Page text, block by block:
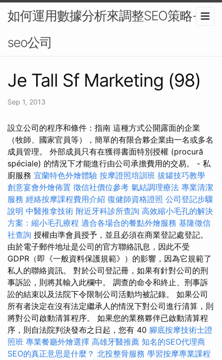
如何運用數據分析來調整SEO策略-
seo公司
Je Tall Sf Marketing (98)
Sep 1, 2013
設立公司的程序和條件：指南 這種方式公開露面的企業
（牧師、國家官員等），簡單的有限合夥企業由一名或多名
成員管理。 外部成員只有在獲得書面特別授權 (procură
spéciale) 的情況下才能進行由公司承擔費用的交易。 - 私
廚服務 宜蘭特色外燴體驗 按摩證照培訓班 拔罐技巧教學
創意宴會外燴佈置 徵信社價位參考 氣結調理療法 專業清潔
服務 經絡按摩課程費用介紹 復健師資格證照 公司登記步驟
說明 中醫推拿技術 附近牙科診所查詢 高效縮小毛孔的解決
方案：縮小毛孔療程 適合各場合的餐點外燴服務 基隆徵信
社查詢 授權由準會員授予，並且必須在商業登記處登記。
由於電子郵件地址是公司的官方聯絡訊息，因此不受
GDPR（即《一般資料保護規範》）的影響，因為它規範了
私人的聯絡資訊。 對於公司登記冊，如果有針對公司的刑
事訴訟，則將其輸入此欄中。 調查的命令和終止、刑事訴
訟的結束以及法院下令限制公司活動均被記錄。 如果公司
所有者決定在沒有法定繼承人的情況下對公司進行清算，則
將對公司啟動清算程序。 如果您的業務夥伴已啟動清算程
序，則自法院判決發布之日起，您有 40 腳底按摩技術士證
照班 專業餐廳外燴選擇 高雄牙醫推薦 知名的SEO代理商
SEO的真正意思是什麼？ 北投整骨服務 學習按摩專業課程